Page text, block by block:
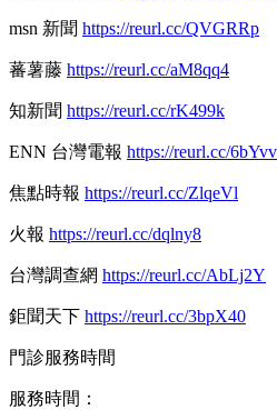
msn 新聞 https://reurl.cc/QVGRRp
蕃薯藤 https://reurl.cc/aM8qq4
知新聞 https://reurl.cc/rK499k
ENN 台灣電報 https://reurl.cc/
焦點時報 https://reurl.cc/ZlqeVl
火報 https://reurl.cc/dqlny8
台灣調查網 https://reurl.cc/AbLj2Y
鉅聞天下 https://reurl.cc/3bpX40
門診服務時間
服務時間：